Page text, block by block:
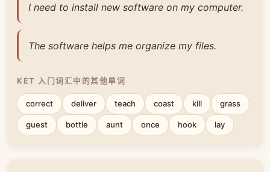
I need to install new software on my computer.
The software helps me organize my files.
KET 入门词汇中的其他单词
correct deliver teach coast kill grass
guest bottle aunt once hook lay